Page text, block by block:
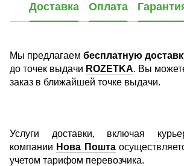
Доставка Оплата
Мы предлагаем бесплатную
до точек выдачи ROZETKA. Вы
заказ в ближайшей точке выдачи.
Услуги доставки, включая
компании Нова Пошта
учетом тарифом перевозчика.